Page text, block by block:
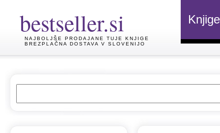
bestseller.si
NAJBOLJŠE PRODAJANE TUJE KNJIGE
BREZPLAČNA DOSTAVA V SLOVENIJO
Knjige